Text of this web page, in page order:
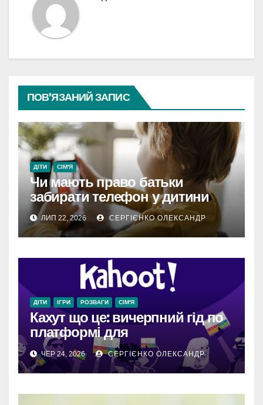
ПОВ’ЯЗАНИЙ ЗАПИС
ДІТИ СІМ'Я
Чи мають право батьки
забирати телефон у дитини
ЛИП 22, 2026 СЕРГІЄНКО ОЛЕКСАНДР
ДІТИ ІГРИ РОЗВАГИ СІМ'Я
Кахут що це: вичерпний гід по
платформі для
гейміфікованого навчання та
взаємодії
ЧЕР 24, 2026 СЕРГІЄНКО ОЛЕКСАНДР